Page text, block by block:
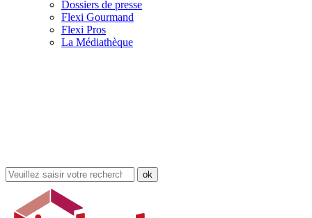
Dossiers de presse
Flexi Gourmand
Flexi Pros
La Médiathèque
Rechercher
dans
site